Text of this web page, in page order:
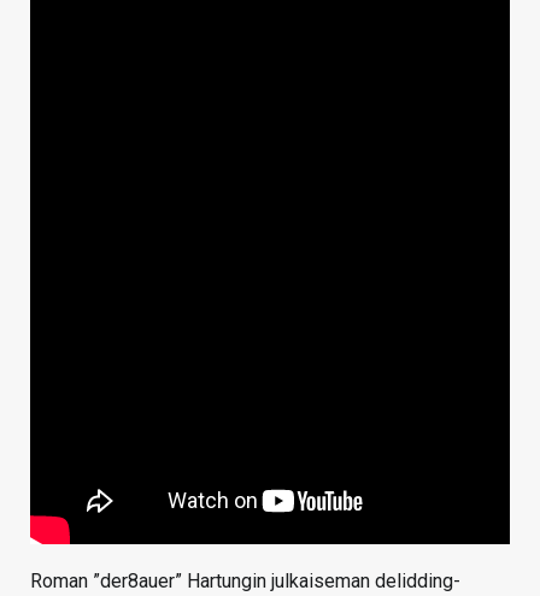
Roman ”der8auer” Hartungin julkaiseman delidding-